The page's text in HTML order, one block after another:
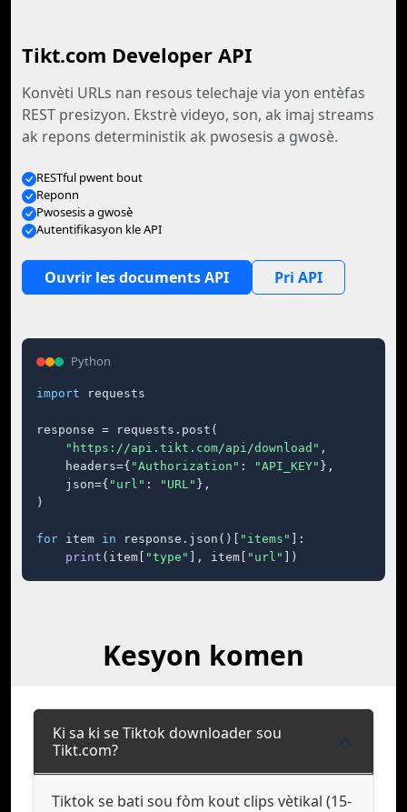
Tikt.com Developer API
Konvèti URLs nan resous telechaje via yon entèfas
REST presizyon. Ekstrè videyo, son, ak imaj streams
ak repons deterministik ak pwosesis a gwosè.
RESTful pwent bout
Reponn
Pwosesis a gwosè
Autentifikasyon kle API
Ouvrir les documents API Pri API
Python
import requests
response = requests.post(
"https://api.tikt.com/api/download" ,
    headers={
"Authorization" : "API_KEY" },
    json={
"url" : "URL" },
)
for item in response.json()[ "items"
]:
print (item[ "type" ], item[ "url" ])
Kesyon komen
Ki sa ki se Tiktok downloader sou
Tikt.com?
Tiktok se bati sou fòm kout clips vètikal (15-